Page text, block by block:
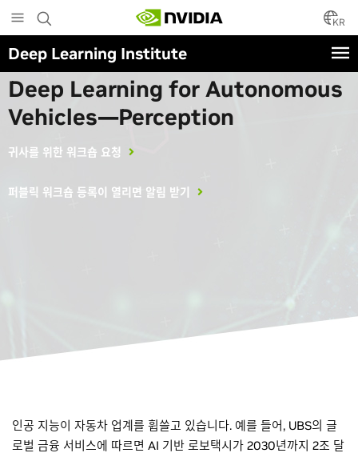
to
main
content
KR
Deep Learning Institute
딥 러닝 전문가 주도 워크숍
Deep Learning for Autonomous
Vehicles—Perception
귀사를 위한 워크숍 요청
퍼블릭 워크숍 등록이 열리면 알림 받기
인공 지능이 자동차 업계를 휩쓸고 있습니다. 예를 들어, UBS의 글
로벌 금융 서비스에 따르면 AI 기반 로보택시가 2030년까지 2조 달